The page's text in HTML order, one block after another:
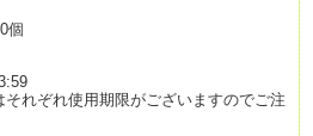
個
れぞれ使用期限がございますのでご注